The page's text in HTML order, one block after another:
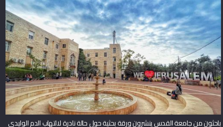
باحثون من جامعة القدس ينشرون ورقة بحثية حول حالة نادرة لالتهاب الدم الوليدي